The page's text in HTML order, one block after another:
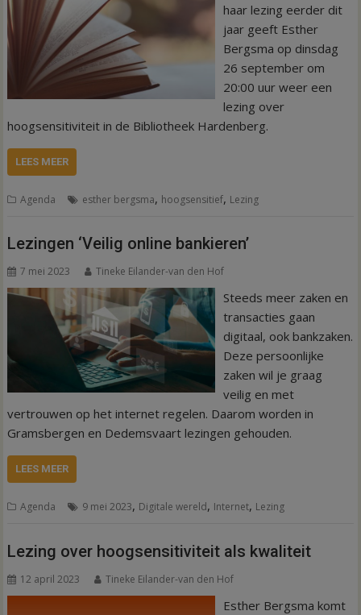
haar lezing eerder dit
jaar geeft Esther
Bergsma op dinsdag
26 september om
20:00 uur weer een
lezing over
hoogsensitiviteit in de Bibliotheek Hardenberg.
LEES MEER
Agenda esther bergsma, hoogsensitief, Lezing
Lezingen ‘Veilig online bankieren’
7 mei 2023 Tineke Eilander-van den Hof
Steeds meer zaken en
transacties gaan
digitaal, ook bankzaken.
Deze persoonlijke
zaken wil je graag
veilig en met
vertrouwen op het internet regelen. Daarom worden in
Gramsbergen en Dedemsvaart lezingen gehouden.
LEES MEER
Agenda 9 mei 2023, Digitale wereld, Internet, Lezing
Lezing over hoogsensitiviteit als kwaliteit
12 april 2023 Tineke Eilander-van den Hof
Esther Bergsma komt